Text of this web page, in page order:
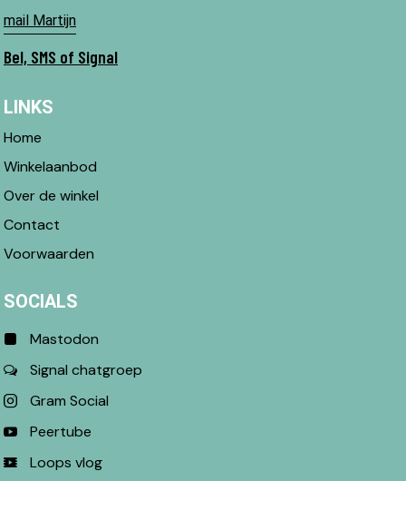
mail Martijn
Bel, SMS of Signal
LINKS
Home
Winkelaanbod
Over de winkel
Contact
Voorwaarden
SOCIALS
Mastodon
Signal chatgroep
Gram Social
Peertube
Loops vlog